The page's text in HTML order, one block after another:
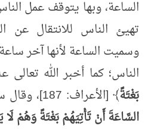
الساعة، وبها يتوقف عمل
تهيئ الناس للانتقال عن
وسميت الساعة لأنها آخر ساعة
الناس؛ كما أخبر الله تعالى
بَغْتَةً﴾ [الأعراف: 187]، وقال سبحانه ﴿
السَّاعَةَ أَنْ تَأْتِيَهُمْ بَغْتَةً وَهُمْ